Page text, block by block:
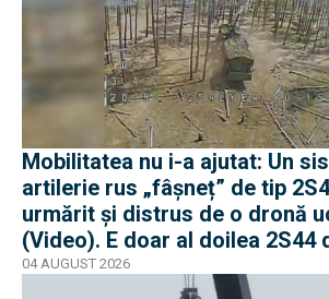
Mobilitatea nu i-a ajutat: Un
artilerie rus „fâșneț” de tip
urmărit și distrus de o dronă
(Video). E doar al doilea 2S44
război
04 AUGUST 2026